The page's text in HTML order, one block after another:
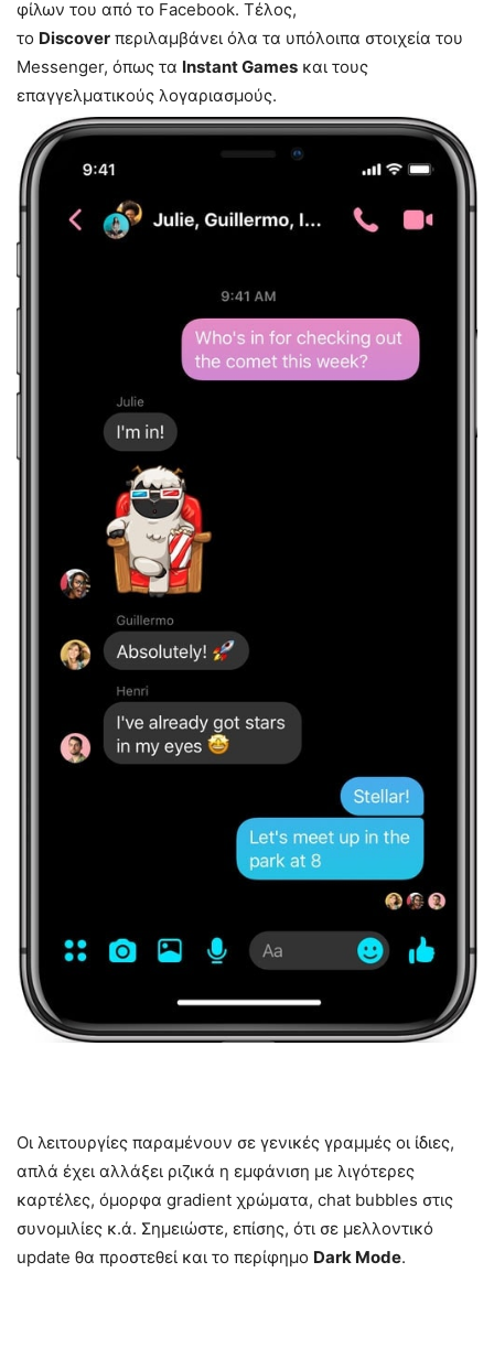
φίλων του από το Facebook. Τέλος,
το Discover περιλαμβάνει όλα τα υπόλοιπα στοιχεία του
Messenger, όπως τα Instant Games και τους
επαγγελματικούς λογαριασμούς.
Οι λειτουργίες παραμένουν σε γενικές γραμμές οι ίδιες,
απλά έχει αλλάξει ριζικά η εμφάνιση με λιγότερες
καρτέλες, όμορφα gradient χρώματα, chat bubbles στις
συνομιλίες κ.ά. Σημειώστε, επίσης, ότι σε μελλοντικό
update θα προστεθεί και το περίφημο Dark Mode.